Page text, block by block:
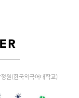
원(한국외국어대학교)